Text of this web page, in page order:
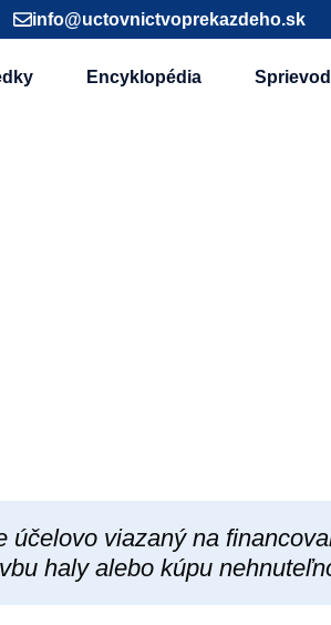
info@uctovnictvoprekazdeho.sk
Encyklopédia
účelovo viazaný na
haly alebo kúpu